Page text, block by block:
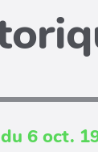
6 oct.